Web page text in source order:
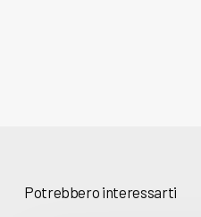
Potrebbero interessarti